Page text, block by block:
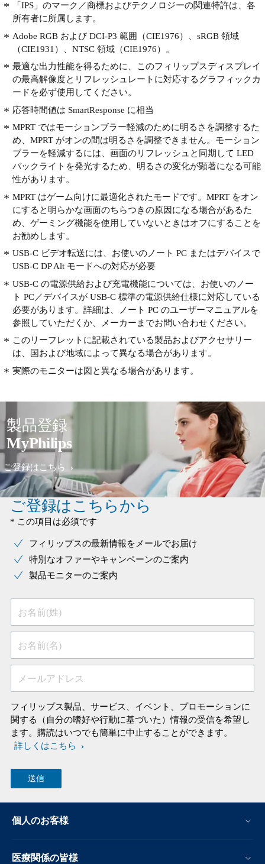
「IPS」のマーク／商標およびテクノロジーの関連特許は、各
所有者に所属します。
Adobe RGB および DCI-P3 範囲（CIE1976）、sRGB 領域
（CIE1931）、NTSC 領域（CIE1976）。
最適な出力性能を得るために、このフィリップスディスプレイ
の最高解像度とリフレッシュレートに対応するグラフィックカ
ードを必ず使用してください。
応答時間値は SmartResponse に相当
MPRT ではモーションブラー軽減のために明るさを調整するた
め、MPRT がオンの間は明るさを調整できません。モーション
ブラーを軽減するには、画面のリフレッシュと同期して LED
バックライトを発光するため、明るさの変化が顕著になる可能
性があります。
MPRT はゲーム向けに最適化されたモードです。MPRT をオン
にすると明らかな画面のちらつきの原因になる場合があるた
め、ゲーミング機能を使用していないときはオフにすることを
お勧めします。
USB-C ビデオ転送には、お使いのノート PC またはデバイスで
USB-C DP Alt モードへの対応が必要
USB-C の電源供給および充電機能については、お使いのノー
ト PC／デバイスが USB-C 標準の電源供給仕様に対応している
必要があります。詳細は、ノート PC のユーザーマニュアルを
参照していただくか、メーカーまでお問い合わせください。
このリーフレットに記載されている製品およびアクセサリー
は、国および地域によって異なる場合があります。
実際のモニターは図と異なる場合があります。
製品登録
MyPhilips
ご登録はこちら
ご登録はこちらから
* この項目は必須です
フィリップスの最新情報をメールでお届け
特別なオファーやキャンペーンのご案内
製品モニターのご案内
お名前(姓)
お名前(名)
メールアドレス
フィリップス製品、サービス、イベント、プロモーションに
関する（自分の嗜好や行動に基づいた）情報の受信を希望し
ます。購読はいつでも簡単に中止することができます。
詳しくはこちら
個人のお客様
医療関係の皆様